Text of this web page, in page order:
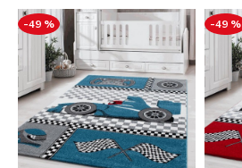
-49 % -49 %